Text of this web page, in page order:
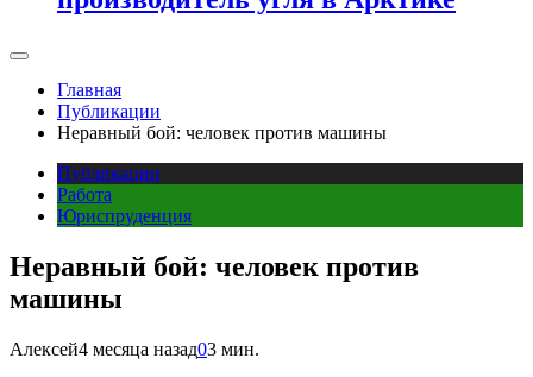
Главная
Публикации
Неравный бой: человек против машины
Публикации
Работа
Юриспруденция
Неравный бой: человек против
машины
Алексей4 месяца назад03 мин.